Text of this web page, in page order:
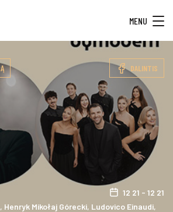
MENU
DALINTIS
12 21 - 12 21
Mikołaj Górecki, Ludovico Einaudi,